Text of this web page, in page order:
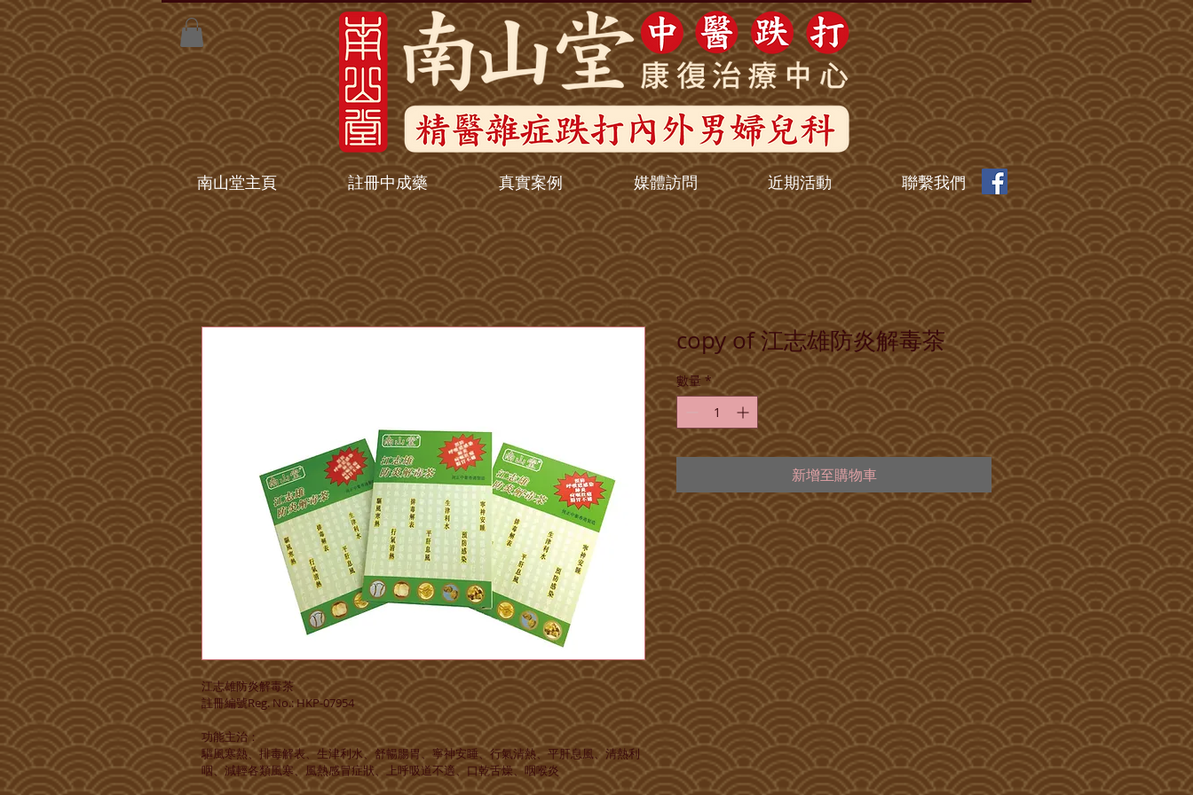
南山堂主頁 註冊中成藥 真實案例 媒體訪問 近期活動 聯繫我們
江志雄防炎解毒茶
註冊編號Reg. No.: HKP-07954
功能主治：
驅風寒熱、排毒解表、生津利水、舒暢腸胃、寧神安睡、行氣清熱、平肝息風、清熱利
咽、減輕各類風寒、風熱感冒症狀、上呼吸道不適、口乾舌燥、咽喉炎
copy of 江志雄防炎解毒茶
數量 *
新增至購物車